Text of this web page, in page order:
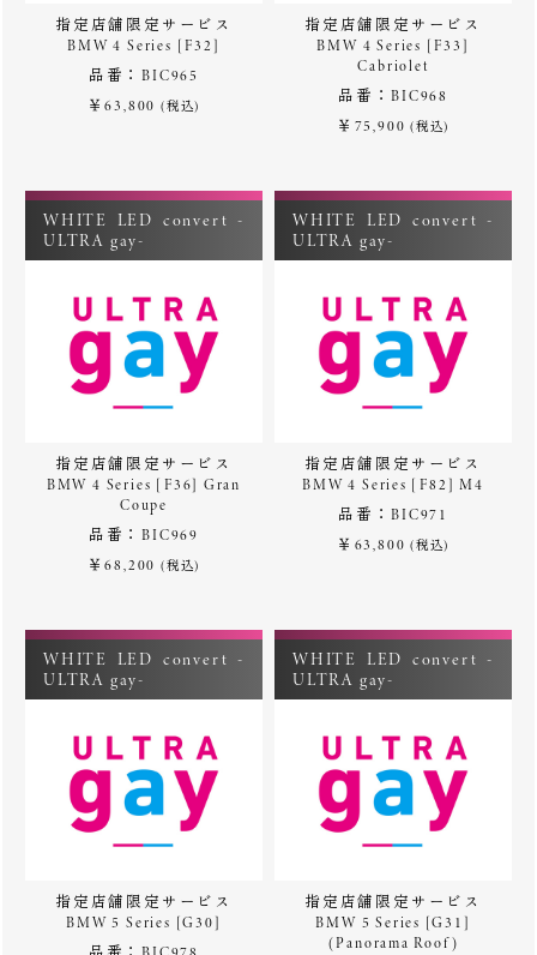
指定店舗限定サービス
BMW 4 Series [F32]
品番：BIC965
￥63,800(税込)
指定店舗限定サービス
BMW 4 Series [F33]
Cabriolet
品番：BIC968
￥75,900(税込)
WHITE LED convert -
ULTRA gay-
指定店舗限定サービス
BMW 4 Series [F36] Gran
Coupe
品番：BIC969
￥68,200(税込)
WHITE LED convert -
ULTRA gay-
指定店舗限定サービス
BMW 4 Series [F82] M4
品番：BIC971
￥63,800(税込)
WHITE LED convert -
ULTRA gay-
指定店舗限定サービス
BMW 5 Series [G30]
WHITE LED convert -
ULTRA gay-
指定店舗限定サービス
BMW 5 Series [G31]
(Panorama Roof)